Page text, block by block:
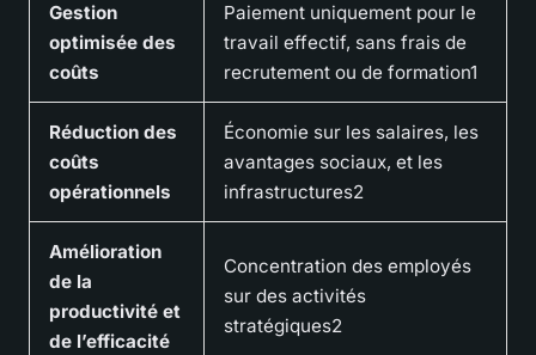
Gestion
optimisée des
coûts
Paiement uniquement pour le
travail effectif, sans frais de
recrutement ou de formation1
Réduction des
coûts
opérationnels
Économie sur les salaires, les
avantages sociaux, et les
infrastructures2
Amélioration
de la
productivité et
de l’efficacité
Concentration des employés
sur des activités
stratégiques2